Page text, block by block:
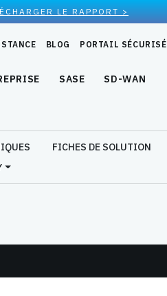
LE RAPPORT >
BLOG PORTAIL SÉCURISÉ
SASE SD-WAN
FICHES DE SOLUTION